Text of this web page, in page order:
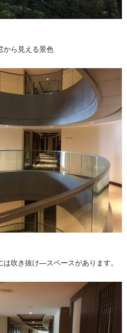
から見える景色
吹き抜け―スペースがあります。